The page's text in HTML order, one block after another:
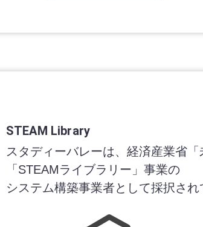
STEAM Library
スタディーバレーは、経済産業省
「STEAMライブラリー」事業の
システム構築事業者として採択され